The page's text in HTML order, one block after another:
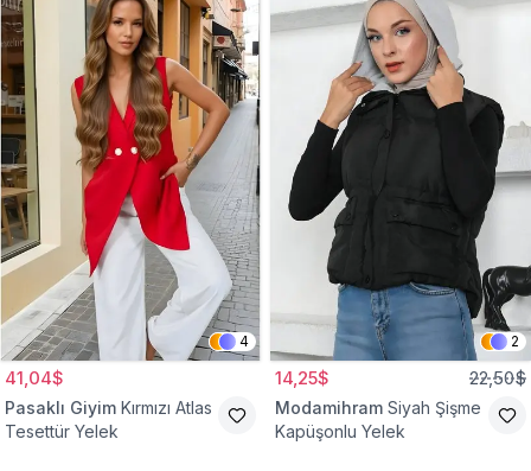
4
41,04$
Pasaklı Giyim Kırmızı Atlas
Tesettür Yelek
2
14,25$ 22,50$
Modamihram Siyah Şişme
Kapüşonlu Yelek